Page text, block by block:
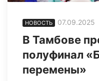
НОВОСТЬ 07.09.2025
В Тамбове
полуфинал
перемены»